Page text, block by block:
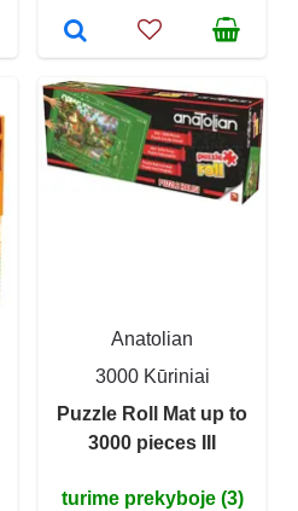
Anatolian
3000 Kūriniai
Puzzle Roll Mat up to
3000 pieces III
turime prekyboje (3)